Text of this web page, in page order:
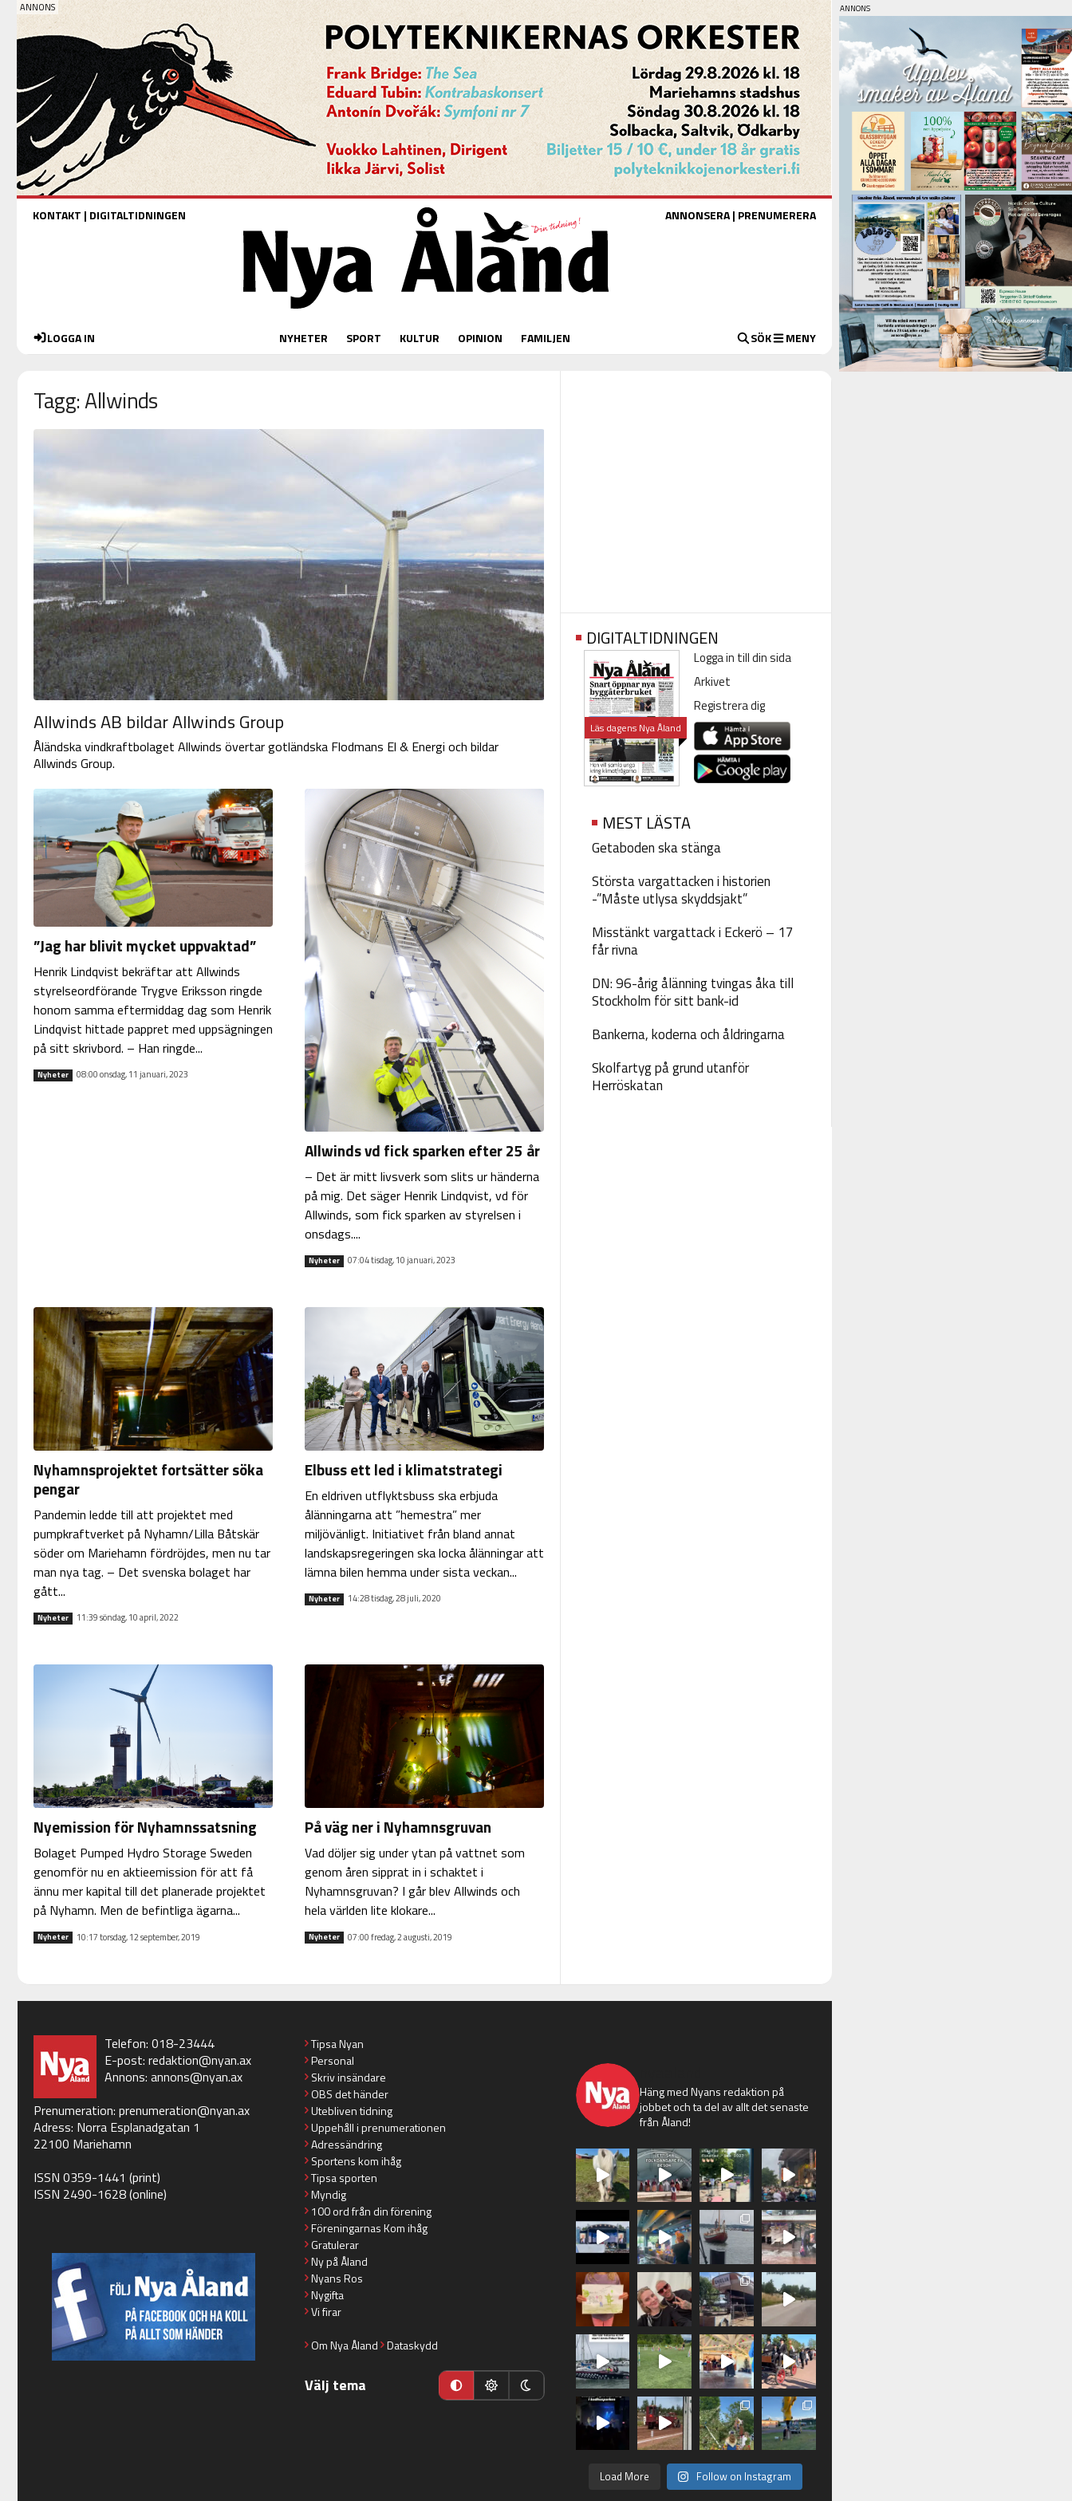
KONTAKT | DIGITALTIDNINGEN ANNONSERA| PRENUMERERA
LOGGA IN NYHETER SPORT KULTUR OPINION FAMILJEN SÖK MENY
Tagg: Allwinds
Allwinds AB bildar Allwinds Group
Åländska vindkraftbolaget Allwinds övertar gotländska Flodmans El & Energi och bildar
Allwinds Group.
”Jag har blivit mycket uppvaktad”
Henrik Lindqvist bekräftar att Allwinds
styrelseordförande Trygve Eriksson ringde
honom samma eftermiddag dag som Henrik
Lindqvist hittade pappret med uppsägningen
på sitt skrivbord. – Han ringde...
Nyheter 08:00 onsdag, 11 januari, 2023
Allwinds vd fick sparken efter 25 år
– Det är mitt livsverk som slits ur händerna
på mig. Det säger Henrik Lindqvist, vd för
Allwinds, som fick sparken av styrelsen i
onsdags....
Nyheter 07:04 tisdag, 10 januari, 2023
Nyhamnsprojektet fortsätter söka
pengar
Pandemin ledde till att projektet med
pumpkraftverket på Nyhamn/Lilla Båtskär
söder om Mariehamn fördröjdes, men nu tar
man nya tag. – Det svenska bolaget har
gått...
Nyheter 11:39 söndag, 10 april, 2022
Elbuss ett led i klimatstrategi
En eldriven utflyktsbuss ska erbjuda
ålänningarna att ”hemestra” mer
miljövänligt. Initiativet från bland annat
landskapsregeringen ska locka ålänningar att
lämna bilen hemma under sista veckan...
Nyheter 14:28 tisdag, 28 juli, 2020
Nyemission för Nyhamnssatsning
Bolaget Pumped Hydro Storage Sweden
genomför nu en aktieemission för att få
ännu mer kapital till det planerade projektet
på Nyhamn. Men de befintliga ägarna...
Nyheter 10:17 torsdag, 12 september, 2019
På väg ner i Nyhamnsgruvan
Vad döljer sig under ytan på vattnet som
genom åren sipprat in i schaktet i
Nyhamnsgruvan? I går blev Allwinds och
hela världen lite klokare...
Nyheter 07:00 fredag, 2 augusti, 2019
DIGITALTIDNINGEN
Läs dagens Nya Åland
Logga in till din sida
Arkivet
Registrera dig
MEST LÄSTA
Getaboden ska stänga
Största vargattacken i historien
-”Måste utlysa skyddsjakt”
Misstänkt vargattack i Eckerö – 17
får rivna
DN: 96-årig ålänning tvingas åka till
Stockholm för sitt bank-id
Bankerna, koderna och åldringarna
Skolfartyg på grund utanför
Herröskatan
Telefon: 018-23444
E-post: redaktion@nyan.ax
Annons: annons@nyan.ax
Prenumeration: prenumeration@nyan.ax
Adress: Norra Esplanadgatan 1
22100 Mariehamn
ISSN 0359-1441 (print)
ISSN 2490-1628 (online)
Tipsa Nyan
Personal
Skriv insändare
OBS det händer
Utebliven tidning
Uppehåll i prenumerationen
Adressändring
Sportens kom ihåg
Tipsa sporten
Myndig
100 ord från din förening
Föreningarnas Kom ihåg
Gratulerar
Ny på Åland
Nyans Ros
Nygifta
Vi firar
Om Nya Åland Dataskydd
Välj tema
Häng med Nyans redaktion på
jobbet och ta del av allt det senaste
från Åland!
Load More Follow on Instagram